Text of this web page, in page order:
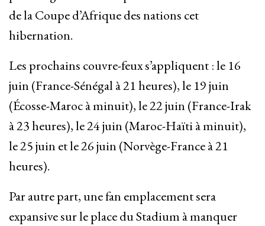
de la Coupe d’Afrique des nations cet
hibernation.
Les prochains couvre-feux s’appliquent : le 16
juin (France-Sénégal à 21 heures), le 19 juin
(Écosse-Maroc à minuit), le 22 juin (France-Irak
à 23 heures), le 24 juin (Maroc-Haïti à minuit),
le 25 juin et le 26 juin (Norvège-France à 21
heures).
Par autre part, une fan emplacement sera
expansive sur le place du Stadium à manquer